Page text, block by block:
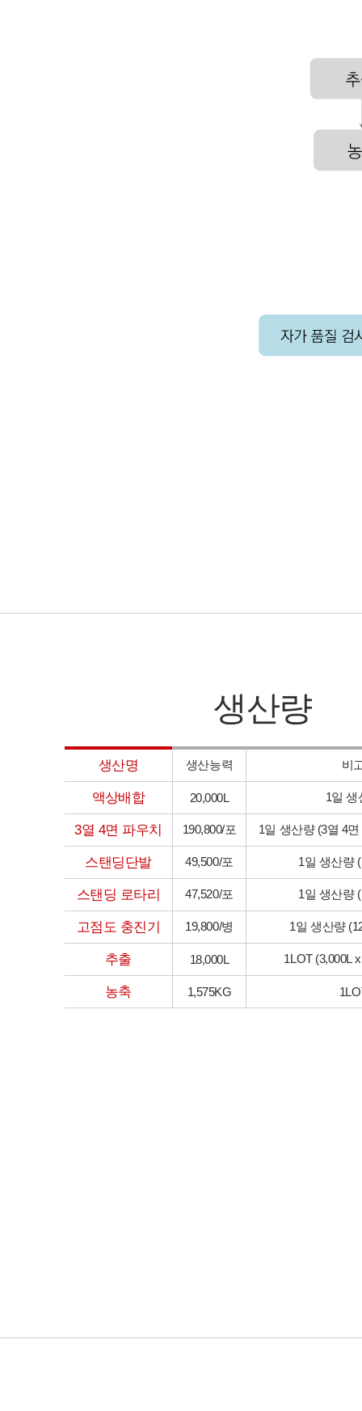
생산량
생산명 생산능력 비
액상배합 20,000L 1일 생
3열 4면 파우치 190,800/포 1일 생산량 (3열 4
스탠딩단발 49,500/포 1일 생산량
스탠딩 로타리 47,520/포 1일 생산량
고점도 충진기 19,800/병 1일 생산량
추출 18,000L 1LOT (3,000L
농축 1,575KG